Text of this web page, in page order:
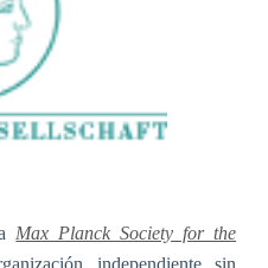
Max Planck Society for the
independiente sin